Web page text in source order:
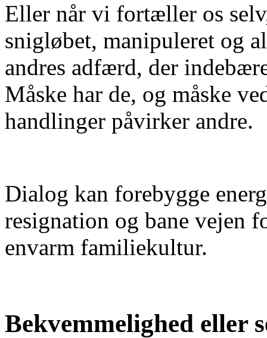
Eller når vi fortæller os
snigløbet, manipuleret og
andres adfærd, der
Måske har de, og måske
handlinger påvirker andre.
Dialog kan forebygge
resignation og bane vejen
envarm familiekultur.
Bekvemmelighed eller